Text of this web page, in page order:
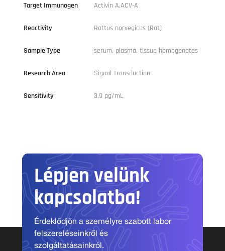
Target Immunogen Activin A,ACV-A
Reactivity Rattus norvegicus (Rat)
Sample Type serum, plasma, tissue homogenates
Research Area Signal Transduction
Sensitivity 3.9 pg/mL
Lépjen velünk
kapcsolatba!
Érdeklődjön a személyre szabott labor
felszereléseinkről és
szolgáltatásainkról.